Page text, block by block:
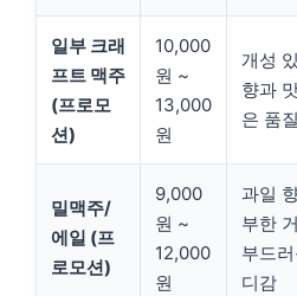
일부 크래
프트 맥주
(프로모
션)
10,000
원 ~
13,000
원
개성
향과
은 품질
밀맥주/
에일 (프
로모션)
9,000
원 ~
12,000
원
과일
부한
부드
디감